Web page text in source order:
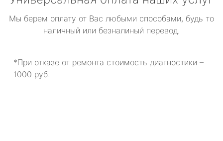
Мы берем оплату от Вас любыми способами, будь то
наличный или безналиный перевод.
*При отказе от ремонта стоимость диагностики –
1000 руб.